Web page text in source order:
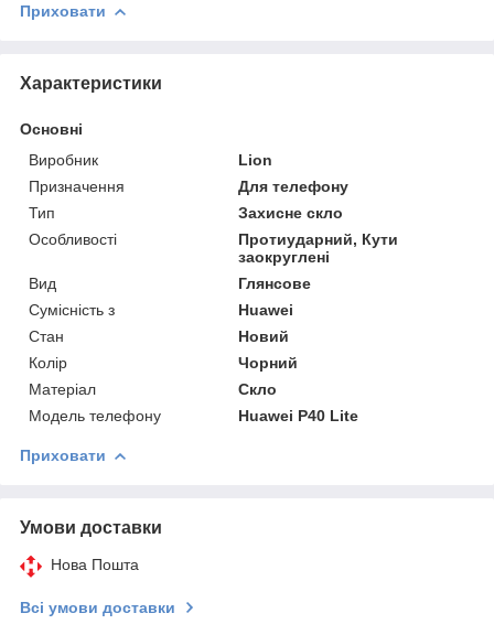
Приховати
Характеристики
Основні
Виробник
Lion
Призначення
Для телефону
Тип
Захисне скло
Особливості
Протиударний, Кути
заокруглені
Вид
Глянсове
Сумісність з
Huawei
Стан
Новий
Колір
Чорний
Матеріал
Скло
Модель телефону
Huawei P40 Lite
Приховати
Умови доставки
Нова Пошта
Всі умови доставки